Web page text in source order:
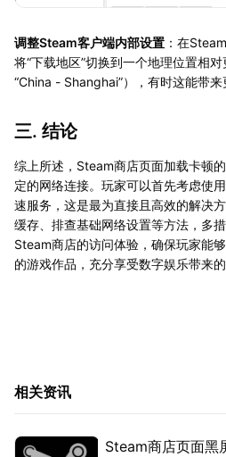
调整Steam客户端内部设置 ：在
将“下载地区”切换到一个地理位置相
“China - Shanghai”），有时这能带来
三. 结论
综上所述，Steam商店页面加载卡顿
定的网络连接。玩家可以首先考虑使
速服务，这是最为直接且高效的解决
缓存、排查基础网络设置等方法，多
Steam商店的访问体验，确保玩家能
的游戏作品，充分享受数字娱乐带来的
相关资讯
Steam商店页面黑